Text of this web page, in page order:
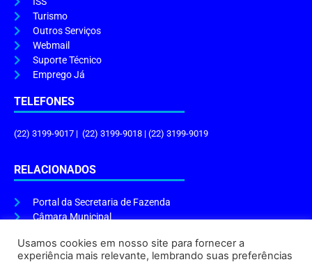
Turismo
Outros Serviços
Webmail
Suporte Técnico
Emprego Já
TELEFONES
(22) 3199-9017 | (22) 3199-9018 | (22) 3199-9019
RELACIONADOS
Portal da Secretaria de Fazenda
Câmara Municipal
ENDEREÇO E HORÁRIO
Usamos cookies em nosso site para fornecer a
experiência mais relevante, lembrando suas preferências